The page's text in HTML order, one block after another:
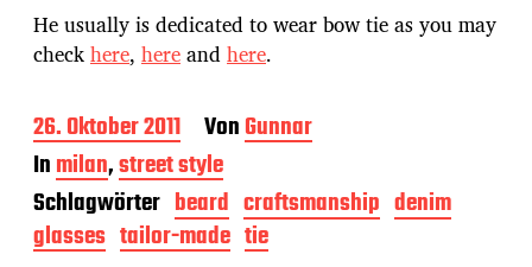
He usually is dedicated to wear bow tie as you may
checkhere, hereandhere.
B
e
i
t
r
a
26. Oktober 2011 VonGunnar
Inmilan,street style
Schlagwörter beard craftsmanship denim
glasses tailor-made tie